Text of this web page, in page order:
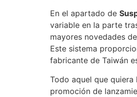
En el apartado de
variable en la parte
mayores novedades
Este sistema
fabricante de Taiwán
Todo aquel que
promoción de